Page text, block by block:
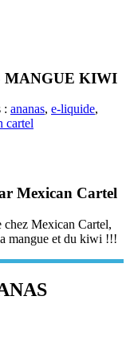
MANGUE KIWI
: ananas, e-liquide,
cartel
Mexican Cartel
chez Mexican Cartel,
mangue et du kiwi !!!